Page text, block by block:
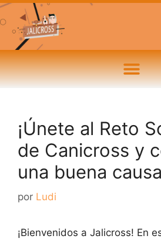
¡Únete al Reto
de Canicross y
una buena
por Ludi
¡Bienvenidos a Jalicross! En